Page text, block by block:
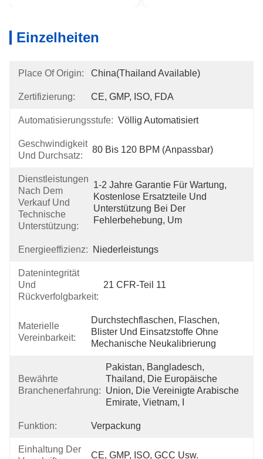
Einzelheiten
Place Of Origin: China(Thailand Available)
Zertifizierung: CE, GMP, ISO, FDA
Automatisierungsstufe: Völlig Automatisiert
Geschwindigkeit
Und Durchsatz:
80 Bis 120 BPM (anpassbar)
Dienstleistungen
Nach Dem
Verkauf Und
Technische
Unterstützung:
1-2 Jahre Garantie Für Wartung,
Kostenlose Ersatzteile Und
Unterstützung Bei Der
Fehlerbehebung, Um
Energieeffizienz: Niederleistungs
Datenintegrität
Und
Rückverfolgbarkeit:
21 CFR-Teil 11
Materielle
Vereinbarkeit:
Durchstechflaschen, Flaschen,
Blister Und Einsatzstoffe Ohne
Mechanische Neukalibrierung
Bewährte
Branchenerfahrung:
Pakistan, Bangladesch,
Thailand, Die Europäische
Union, Die Vereinigte Arabische
Emirate, Vietnam, I
Funktion: Verpackung
Einhaltung Der
CE, GMP, ISO, GCC Usw.